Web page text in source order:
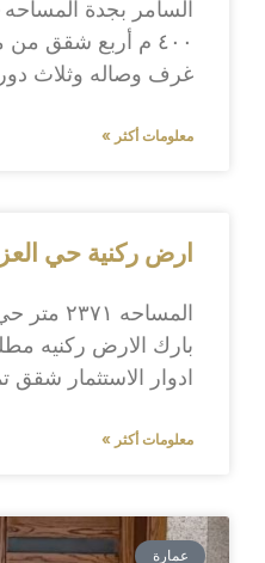
٤٠٠ م أربع شقق
غرف وصاله وثلاث
معلومات أكثر »
ارض ركنية حي
المساحه
ادوار الاستثمار شقق
معلومات أكثر »
عمارة